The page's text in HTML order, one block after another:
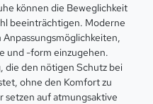
können die Beweglichkeit
beeinträchtigen. Moderne
und -form einzugehen.
die den nötigen Schutz bei
ohne den Komfort zu
setzen auf atmungsaktive